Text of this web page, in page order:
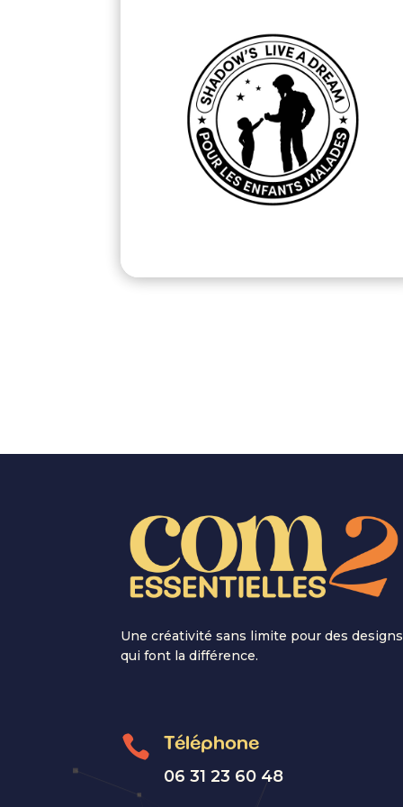
Une créativité sans limite pour des designs
qui font la différence.
 Téléphone
06 31 23 60 48